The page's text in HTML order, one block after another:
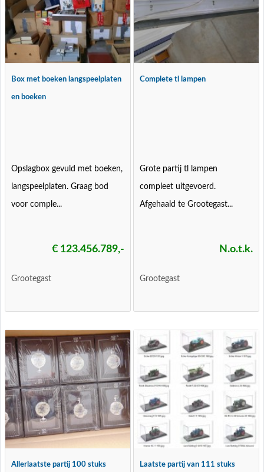
Box met boeken langspeelplaten
en boeken
Opslagbox gevuld met boeken,
langspeelplaten. Graag bod
voor comple...
€ 123.456.789,-
Grootegast
Complete tl lampen
Grote partij tl lampen
compleet uitgevoerd.
Afgehaald te Grootegast...
N.o.t.k.
Grootegast
Allerlaatste partij 100 stuks Laatste partij van 111 stuks